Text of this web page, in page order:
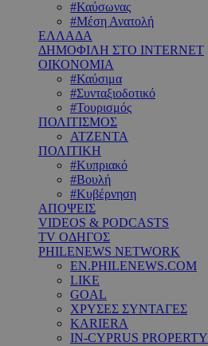
#Καύσωνας
#Μέση Ανατολή
ΕΛΛΑΔΑ
ΔΗΜΟΦΙΛΗ ΣΤΟ INTERNET
ΟΙΚΟΝΟΜΙΑ
#Καύσιμα
#Συνταξιοδοτικό
#Τουρισμός
ΠΟΛΙΤΙΣΜΟΣ
ΑΤΖΕΝΤΑ
ΠΟΛΙΤΙΚΗ
#Κυπριακό
#Βουλή
#Κυβέρνηση
ΑΠΟΨΕΙΣ
VIDEOS & PODCASTS
TV ΟΔΗΓΟΣ
PHILENEWS NETWORK
EN.PHILENEWS.COM
LIKE
GOAL
ΧΡΥΣΕΣ ΣΥΝΤΑΓΕΣ
KARIERA
IN-CYPRUS PROPERTY